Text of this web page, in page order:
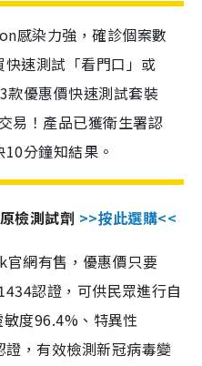
感染力強，確診個案數
速測試「看門口」或
款優惠價快速測試套裝
易！產品已獲衛生署認
分鐘知結果。
檢測試劑 >>按此選購<<
網有售，優惠價只要
認證，可供民眾進行自
度96.4%、特異性
，有效檢測新冠病毒變